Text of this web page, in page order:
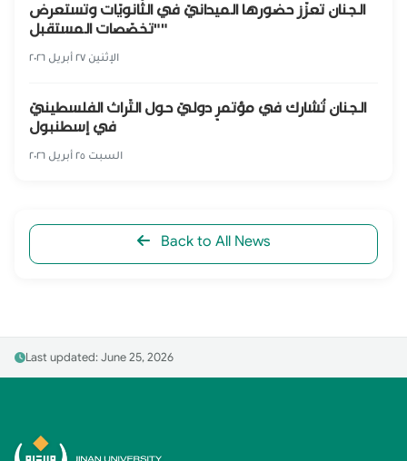
الجنان تعزّز حضورها الميدانيّ في الثّانويّات وتستعرض
"تخصّصات المستقبل"
الإثنين ٢٧ أبريل ٢٠٢٦
الجنان تُشارك في مؤتمرٍ دوليّ حول التّراث الفلسطينيّ
في إسطنبول
السبت ٢٥ أبريل ٢٠٢٦
Back to All News
Last updated: June 25, 2026